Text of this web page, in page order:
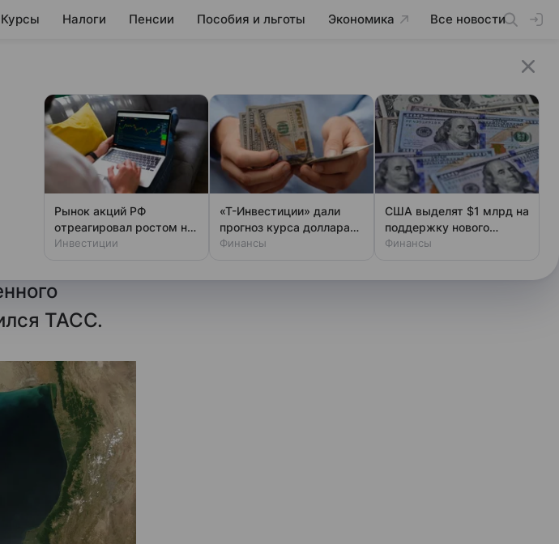
Курсы Налоги Пенсии Пособия и льготы Экономика Все новости
ТАСС.
Рынок акций РФ
отреагировал ростом на
возможный визит
Инвестиции
«Т-Инвестиции» дали
прогноз курса доллара
до конца года
Финансы
США выделят $1 млрд на
поддержку нового
президента одной
Финансы